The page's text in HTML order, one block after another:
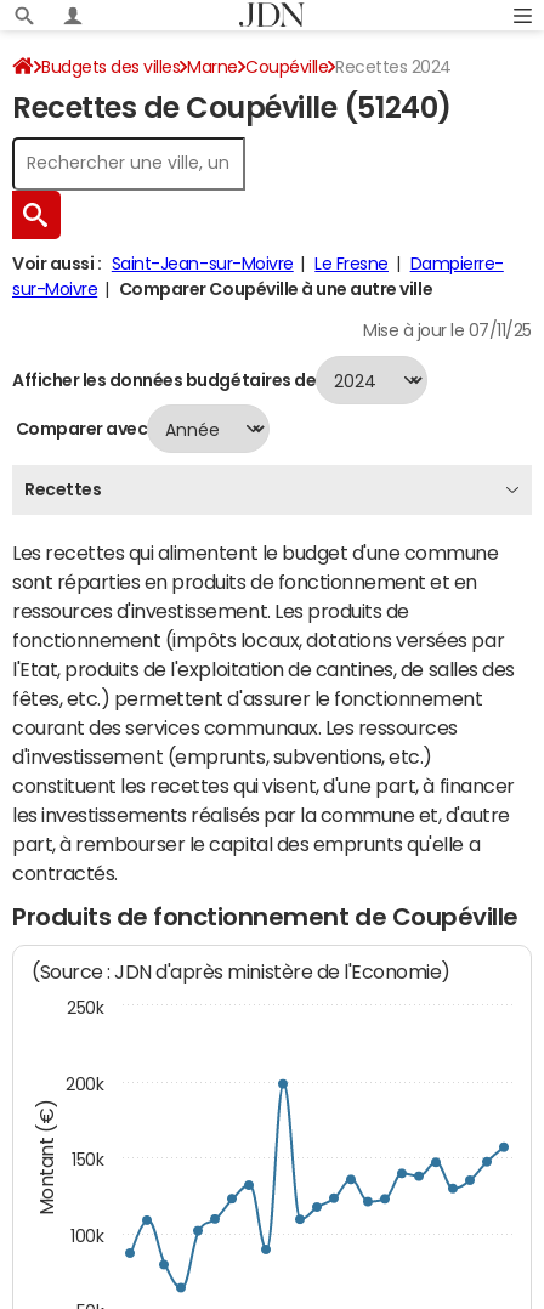
Budgets des villes Marne Coupéville Recettes 2024
Recettes de Coupéville (51240)
Voir aussi : Saint-Jean-sur-Moivre Le Fresne
Dampierre-
sur-Moivre
Comparer Coupéville à une autre ville
Mise à jour le 07/11/25
Afficher les données budgétaires de
Comparer avec
Recettes
Les recettes qui alimentent le budget d'une commune
sont réparties en produits de fonctionnement et en
ressources d'investissement. Les produits de
fonctionnement (impôts locaux, dotations versées par
l'Etat, produits de l'exploitation de cantines, de salles des
fêtes, etc.) permettent d'assurer le fonctionnement
courant des services communaux. Les ressources
d'investissement (emprunts, subventions, etc.)
constituent les recettes qui visent, d'une part, à financer
les investissements réalisés par la commune et, d'autre
part, à rembourser le capital des emprunts qu'elle a
contractés.
Produits de fonctionnement de Coupéville
Montant (€)
(Source : JDN d'après ministère de l'Economie)
100k
150k
200k
250k